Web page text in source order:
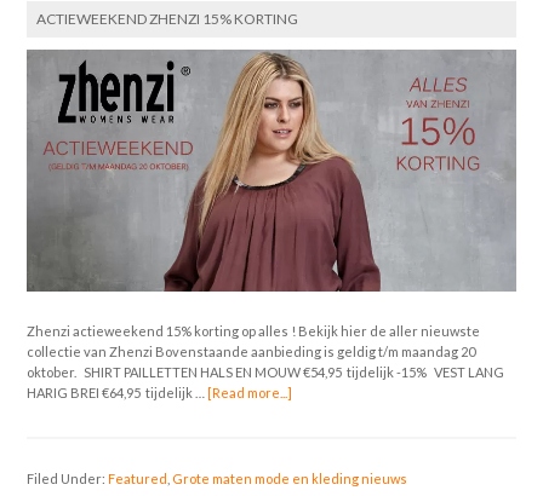
ACTIEWEEKEND ZHENZI 15% KORTING
Zhenzi actieweekend 15% korting op alles ! Bekijk hier de aller nieuwste
collectie van Zhenzi Bovenstaande aanbieding is geldig t/m maandag 20
oktober. SHIRT PAILLETTEN HALS EN MOUW €54,95 tijdelijk -15% VEST LANG
HARIG BREI €64,95 tijdelijk …
[Read more...]
Filed Under:Featured Grote maten mode en kleding nieuws